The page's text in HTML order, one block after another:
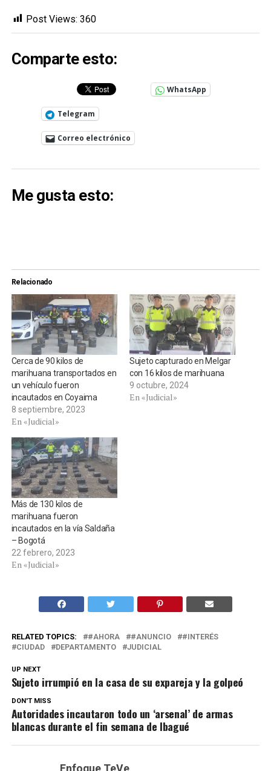
Post Views: 360
Comparte esto:
WhatsApp
Telegram
Correo electrónico
Me gusta esto:
Relacionado
Cerca de 90 kilos de
marihuana transportados en
un vehículo fueron
incautados en Coyaima
8 septiembre, 2023
En «Judicial»
Sujeto capturado en Melgar
con 16 kilos de marihuana
9 octubre, 2024
En «Judicial»
Más de 130 kilos de
marihuana fueron
incautados en la vía Saldaña
– Bogotá
22 febrero, 2023
En «Judicial»
RELATED TOPICS: #AHORA #ANUNCIO
#INTERÉS
CIUDAD
DEPARTAMENTO JUDICIAL
UP NEXT
Sujeto irrumpió en la casa de su expareja y la golpeó
DON'T MISS
Autoridades incautaron todo un ‘arsenal’ de armas
blancas durante el fin semana de Ibagué